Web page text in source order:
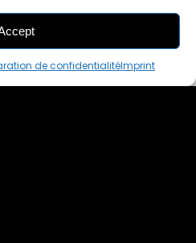
de confidentialitéImprint
THIS PAIR IS
ALREADY SOLD OUT